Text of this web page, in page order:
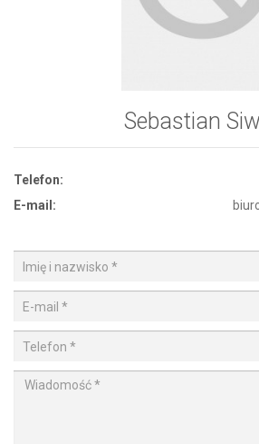
Sebastian
Telefon:
E-mail: